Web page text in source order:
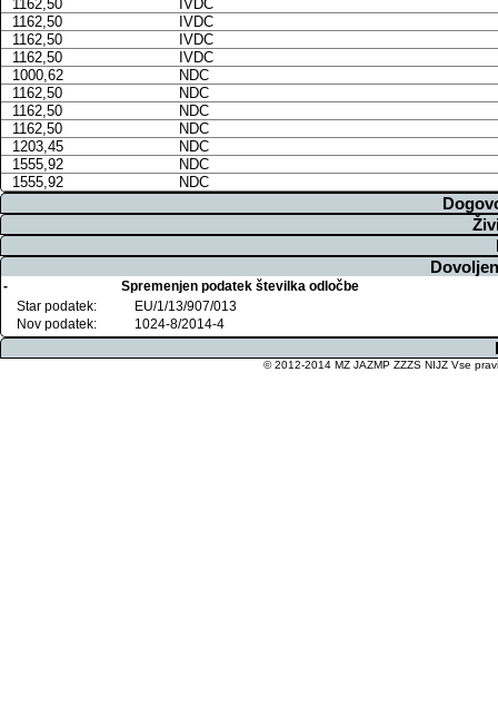
1162,50
IVDC
1162,50
IVDC
1162,50
IVDC
1162,50
IVDC
1000,62
NDC
1162,50
NDC
1162,50
NDC
1162,50
NDC
1203,45
NDC
1555,92
NDC
1555,92
NDC
-
Spremenjen podatek številka odločbe
Star podatek:
EU/1/13/907/013
Nov podatek:
1024-8/2014-4
© 2012-2014 MZ JAZMP ZZZS NIJZ Vse